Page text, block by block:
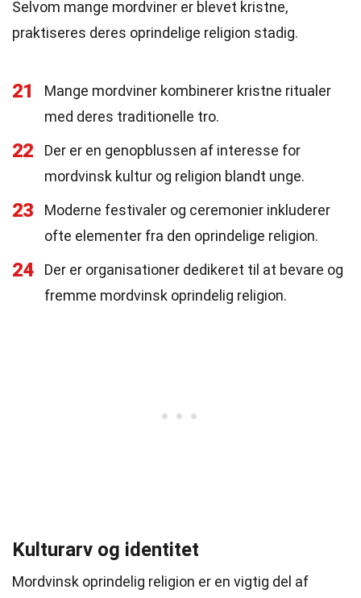
Selvom mange mordviner er blevet kristne,
praktiseres deres oprindelige religion stadig.
21
Mange mordviner kombinerer kristne ritualer
med deres traditionelle tro.
22
Der er en genopblussen af interesse for
mordvinsk kultur og religion blandt unge.
23
Moderne festivaler og ceremonier inkluderer
ofte elementer fra den oprindelige religion.
24
Der er organisationer dedikeret til at bevare og
fremme mordvinsk oprindelig religion.
Kulturarv og identitet
Mordvinsk oprindelig religion er en vigtig del af